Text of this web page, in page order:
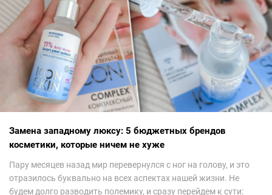
Замена западному люксу: 5 бюджетных брендов
косметики, которые ничем не хуже
Пару месяцев назад мир перевернулся с ног на голову, и это
отразилось буквально на всех аспектах нашей жизни. Не
будем долго разводить полемику, и сразу перейдем к сути: